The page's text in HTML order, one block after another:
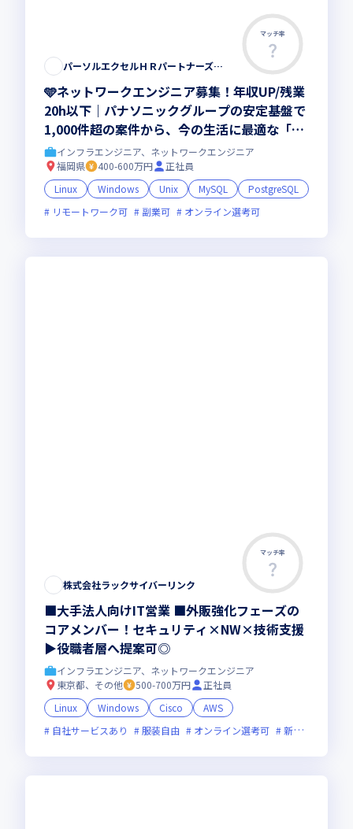
マッチ率
パーソルエクセルＨＲパートナーズ株式会社
🩵ネットワークエンジニア募集！年収UP/残業
20h以下｜パナソニックグループの安定基盤で
1,000件超の案件から、今の生活に最適な「場
所」と「役割」を選択＜福岡＞
インフラエンジニア、ネットワークエンジニア
福岡県
400-600万円
正社員
Linux
Windows Unix MySQL
PostgreSQL
リモートワーク可
副業可 オンライン選考可
マッチ率
株式会社ラックサイバーリンク
■大手法人向けIT営業 ■外販強化フェーズの
コアメンバー！セキュリティ×NW×技術支援
▶役職者層へ提案可◎
インフラエンジニア、ネットワークエンジニア
東京都、その他
500-700万円
正社員
Linux
Windows Cisco
AWS
自社サービスあり
服装自由 オンライン選考可 新技術に積極的